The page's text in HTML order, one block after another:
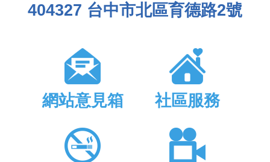
404327 台中市北區育德路2號
網站意見箱 社區服務